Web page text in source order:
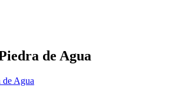
de Agua
de Agua